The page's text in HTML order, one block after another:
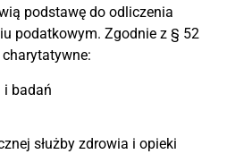
podstawę do odliczenia
podatkowym. Zgodnie z § 52
i badań
służby zdrowia i opieki